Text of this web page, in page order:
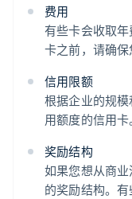
费用
有些卡会收取
卡之前，请确保
信用限额
根据企业的规
用额度的信用卡
奖励结构
如果您想从商
的奖励结构。